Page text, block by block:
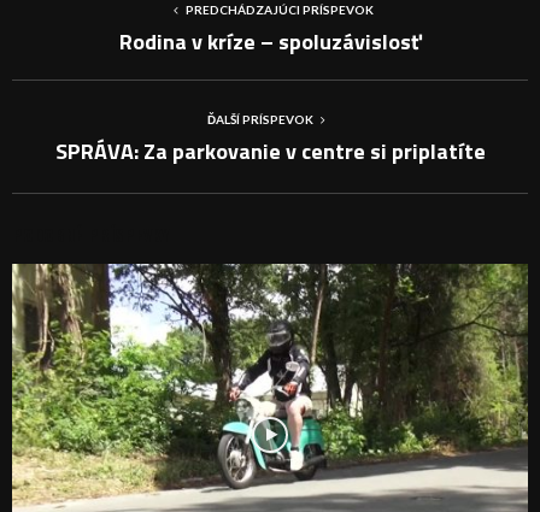
PREDCHÁDZAJÚCI PRÍSPEVOK
Rodina v kríze – spoluzávislosť
ĎALŠÍ PRÍSPEVOK
SPRÁVA: Za parkovanie v centre si priplatíte